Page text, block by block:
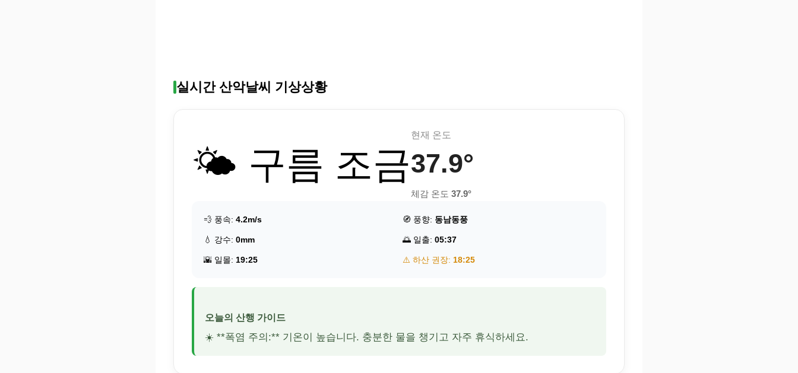
실시간 산악날씨 기상상황
🌤️ 구름 조금
현재 온도
37.9°
체감 온도 37.9°
💨 풍속: 4.2m/s 🧭 풍향: 동남동풍
💧 강수: 0mm 🌅 일출: 05:37
🌇 일몰: 19:25 ⚠️ 하산 권장: 18:25
오늘의 산행 가이드
☀️ **폭염 주의:** 기온이 높습니다. 충분한 물을 챙기고 자주 휴식하세요.